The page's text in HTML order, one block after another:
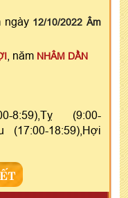
ngày 12/10/2022 Âm
, năm NHÂM DẦN
8:59),Tỵ (9:00-
(17:00-18:59),Hợi